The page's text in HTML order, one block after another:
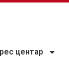
центар